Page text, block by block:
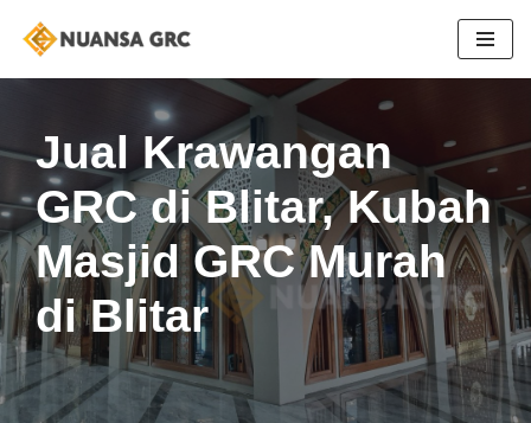
Skip
Jual Krawangan
GRC di Blitar, Kubah
Masjid GRC Murah
di Blitar